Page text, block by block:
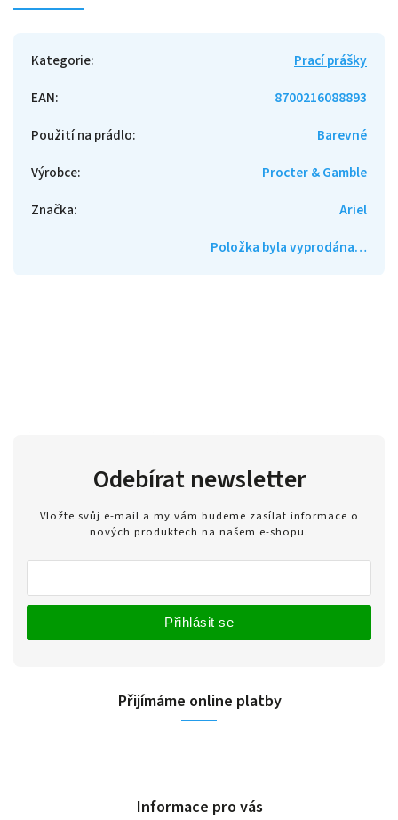
Kategorie:
Prací prášky
EAN:
8700216088893
Použití na prádlo:
Barevné
Výrobce:
Procter & Gamble
Značka:
Ariel
Položka byla vyprodána…
Odebírat newsletter
Vložte svůj e-mail a my vám budeme zasílat informace o
nových produktech na našem e-shopu.
Přihlásit se
Přijímáme online platby
Informace pro vás